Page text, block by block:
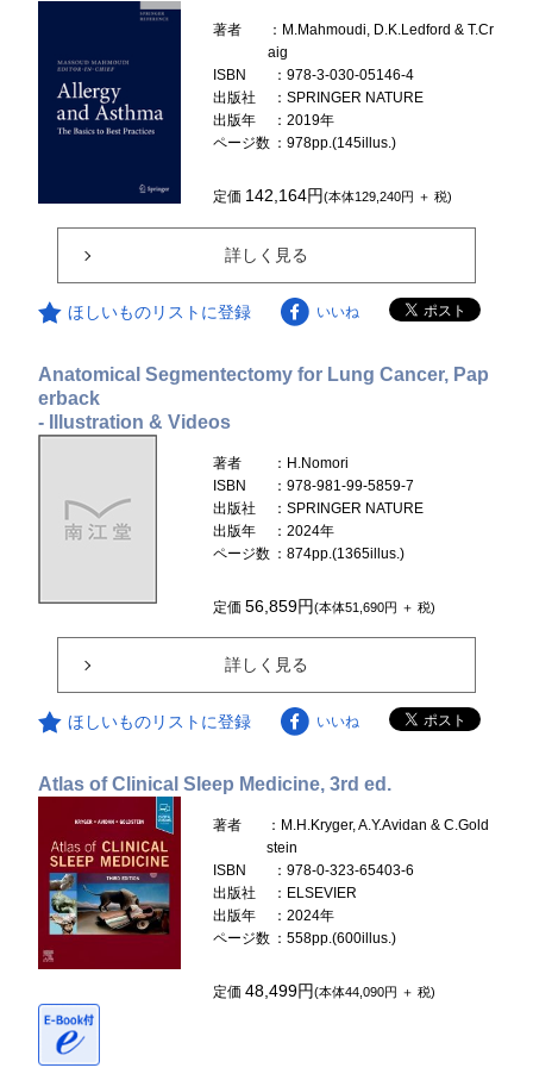
著者
：M.Mahmoudi, D.K.Ledford & T.Cr
aig
ISBN
：978-3-030-05146-4
出版社
：SPRINGER NATURE
出版年
：2019年
ページ数 ：978pp.(145illus.)
定価 142,164円(本体129,240円 ＋ 税)
詳しく見る
ほしいものリストに登録 いいね
Anatomical Segmentectomy for Lung Cancer, Pap
erback
- Illustration & Videos
著者
：H.Nomori
ISBN
：978-981-99-5859-7
出版社
：SPRINGER NATURE
出版年
：2024年
ページ数 ：874pp.(1365illus.)
定価56,859円(本体51,690円 ＋ 税)
詳しく見る
ほしいものリストに登録 いいね
Atlas of Clinical Sleep Medicine, 3rd ed.
著者
：M.H.Kryger, A.Y.Avidan & C.Gold
stein
ISBN
：978-0-323-65403-6
出版社
：ELSEVIER
出版年
：2024年
ページ数 ：558pp.(600illus.)
定価48,499円(本体44,090円 ＋ 税)